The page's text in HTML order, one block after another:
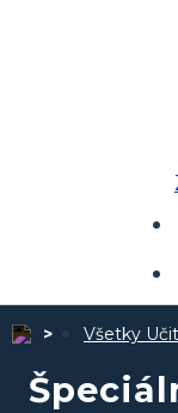
Všetky